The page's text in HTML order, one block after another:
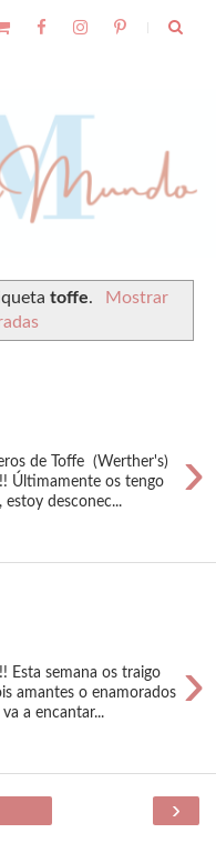
toffe.
Mostrar
›
de Toffe (Werther's)
Últimamente os tengo
estoy desconec...
›
Esta semana os traigo
amantes o enamorados
a encantar...
›